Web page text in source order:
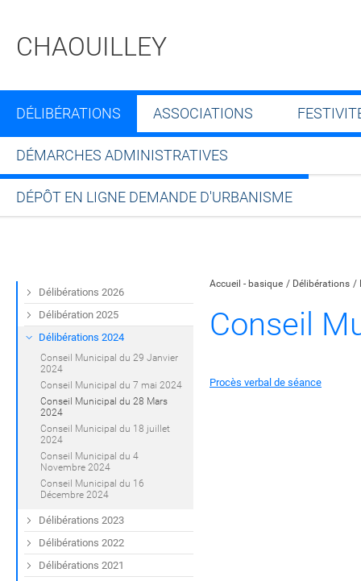
CHAOUILLEY
DÉLIBÉRATIONS ASSOCIATIONS
DÉMARCHES ADMINISTRATIVES
DÉPÔT EN LIGNE DEMANDE D'URBANISME
Accueil - basique Délibérations
Conseil
Procès verbal de séance
Délibérations 2026
Délibération 2025
Délibérations 2024
Conseil Municipal du 29 Janvier
2024
Conseil Municipal du 7 mai 2024
Conseil Municipal du 28 Mars
2024
Conseil Municipal du 18 juillet
2024
Conseil Municipal du 4
Novembre 2024
Conseil Municipal du 16
Décembre 2024
Délibérations 2023
Délibérations 2022
Délibérations 2021